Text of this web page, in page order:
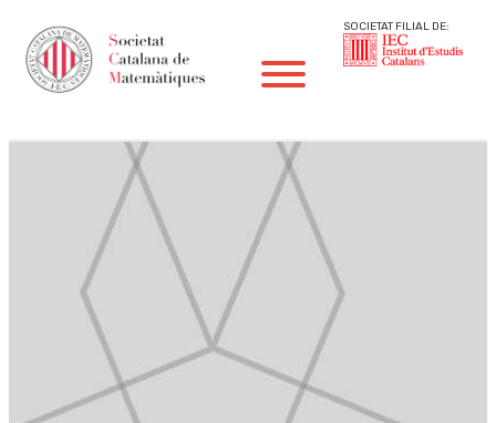
SOCIETAT FILIAL DE: